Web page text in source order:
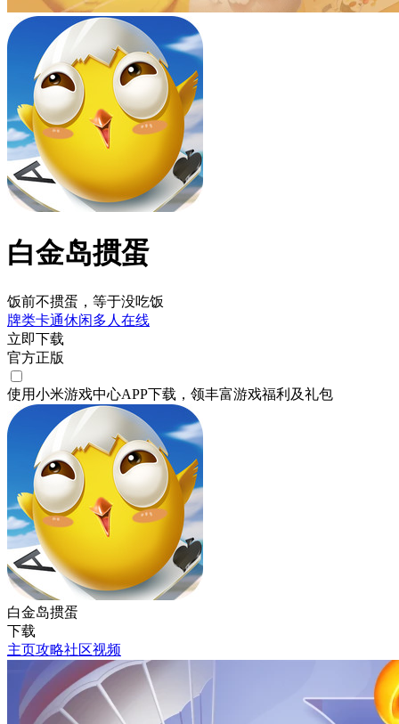
白金岛掼蛋
饭前不掼蛋，等于没吃饭
牌类卡通休闲多人在线
立即下载
官方正版
使用小米游戏中心APP下载 ，领丰富游戏福利 及礼包
白金岛掼蛋
下载
主页攻略社区视频